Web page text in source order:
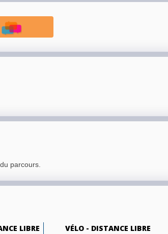
parcours.
LIBRE VÉLO - DISTANCE LIBRE